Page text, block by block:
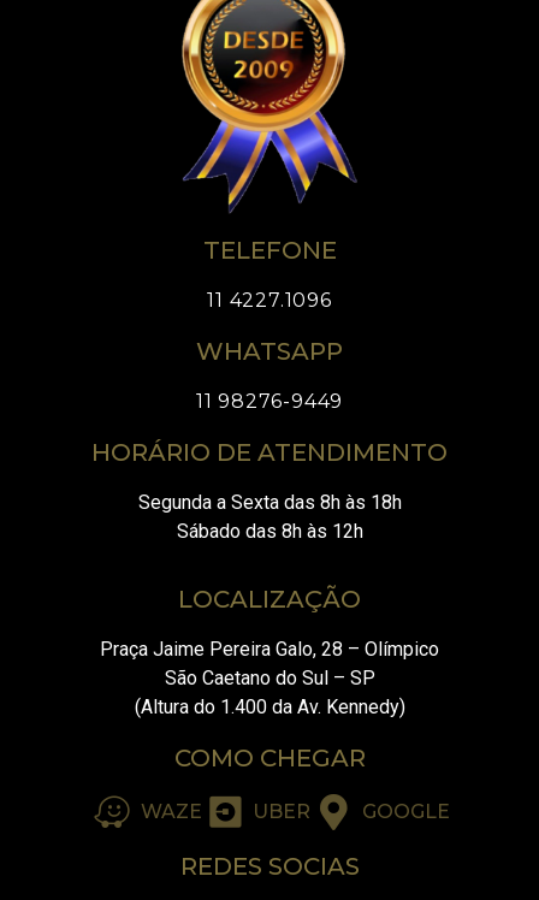
TELEFONE
11 4227.1096
WHATSAPP
11 98276-9449
HORÁRIO DE ATENDIMENTO
Segunda a Sexta das 8h às 18h
Sábado das 8h às 12h
LOCALIZAÇÃO
Praça Jaime Pereira Galo, 28 – Olímpico
São Caetano do Sul – SP
(Altura do 1.400 da Av. Kennedy)
COMO CHEGAR
WAZE UBER GOOGLE
REDES SOCIAS
dúvidas.
Olá, podemos ajudar?